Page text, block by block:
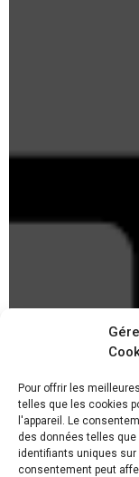
Pour offrir les
telles que les cookies
l'appareil. Le
des données telles
identifiants uniques sur
consentement peut